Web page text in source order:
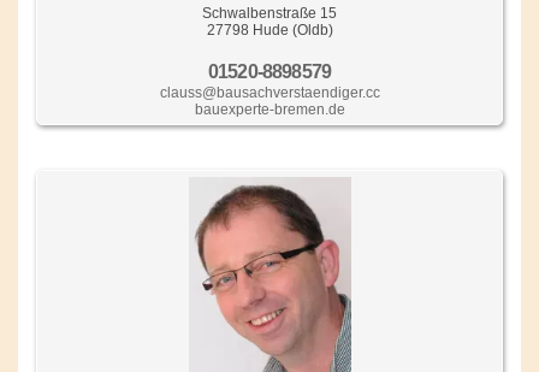
Schwalbenstraße 15
27798 Hude (Oldb)
01520-8898579
clauss@bausachverstaendiger.cc
bauexperte-bremen.de